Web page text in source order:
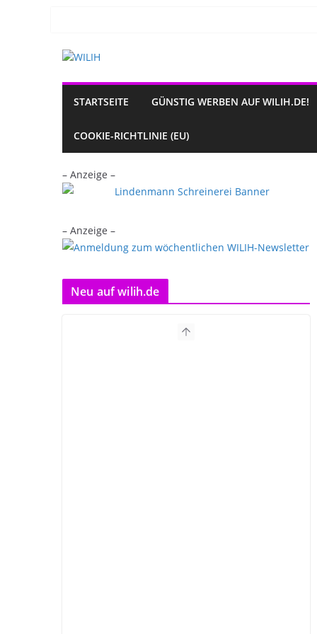
STARTSEITE GÜNSTIG WERBEN AUF WILIH.DE!
COOKIE-RICHTLINIE (EU)
– Anzeige –
– Anzeige –
Neu auf wilih.de